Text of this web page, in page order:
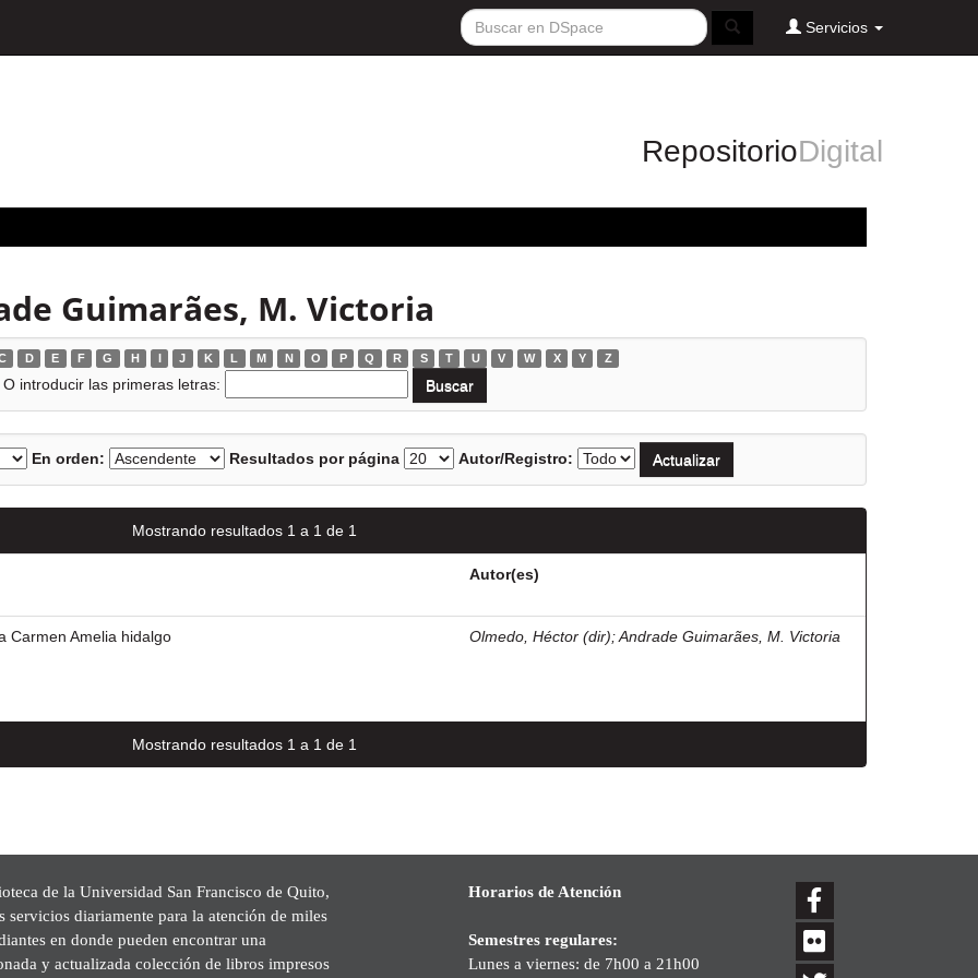
Servicios
RepositorioDigital
Guimarães, M. Victoria
D E F G H I J K L M N O P Q R S T U V W X Y Z
O introducir las primeras letras:
En orden: Resultados por página Autor/Registro:
Mostrando resultados 1 a 1 de 1
Autor(es)
Carmen Amelia hidalgo Olmedo, Héctor (dir);Andrade Guimarães, M. Victoria
Mostrando resultados 1 a 1 de 1
de la Universidad San Francisco de Quito,
servicios diariamente para la atención de miles
en donde pueden encontrar una
y actualizada colección de libros impresos
Horarios de Atención
Semestres regulares:
Lunes a viernes: de 7h00 a 21h00